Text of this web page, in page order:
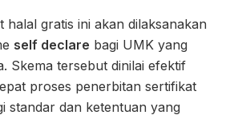
halal gratis ini akan dilaksanakan
self declare bagi UMK yang
Skema tersebut dinilai efektif
proses penerbitan sertifikat
standar dan ketentuan yang